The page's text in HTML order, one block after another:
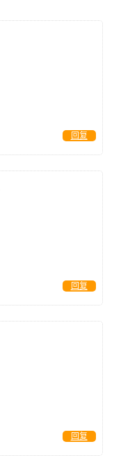
回复
回复
回复